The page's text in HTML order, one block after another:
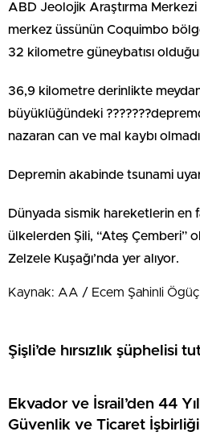
ABD Jeolojik Araştırma Merkezi
merkez üssünün Coquimbo
32 kilometre güneybatısı
36,9 kilometre derinlikte
büyüklüğündeki
nazaran can ve mal kaybı
Depremin akabinde tsunami
Dünyada sismik hareketlerin en
ülkelerden Şili, “Ateş Çemberi”
Zelzele Kuşağı’nda yer alıyor.
Kaynak: AA / Ecem Şahinli
Şişli’de hırsızlık şüphelisi
Ekvador ve İsrail’den 44
Güvenlik ve Ticaret İşbirliği